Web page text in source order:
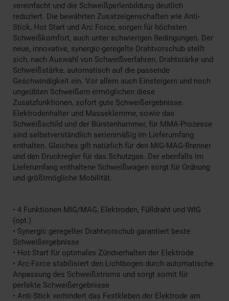
vereinfacht und die Schweißperlenbildung deutlich
reduziert. Die bewährten Zusatzeigenschaften wie Anti-
Stick, Hot Start und Arc Force, sorgen für höchsten
Schweißkomfort, auch unter schwierigen Bedingungen. Der
neue, innovative, synergic-geregelte Drahtvorschub stellt
sich, nach Auswahl von Schweißverfahren, Drahtstärke und
Schweißstärke, automatisch auf die passende
Geschwindigkeit ein. Vor allem auch Einsteigern und noch
ungeübten Schweißern ermöglichen diese
Zusatzfunktionen, sofort gute Schweißergebnisse.
Elektrodenhalter und Masseklemme, sowie das
Schweißschild und der Bürstenhammer, für MMA-Prozesse
sind selbstverständlich serienmäßig im Lieferumfang
enthalten. Gleiches gilt natürlich für den MIG-MAG-Brenner
und den Druckregler für das Schutzgas. Der ebenfalls im
Lieferumfang enthaltene Schweißwagen sorgt für Ordnung
und größtmögliche Mobilität.
• 4 Funktionen MIG/MAG, Elektroden, Fülldraht und WIG
(opt.)
• Synergic geregelter Drahtvorschub garantiert beste
Schweißergebnisse
• Hot-Start für optimales Zündverhalten der Elektrode
• Arc-Force stabilisiert den Lichtbogen durch automatische
Anpassung des Schweißstroms und sorgt somit für
perfekte Schweißergebnisse
• Anti-Stick verhindert das Festkleben der Elektrode am